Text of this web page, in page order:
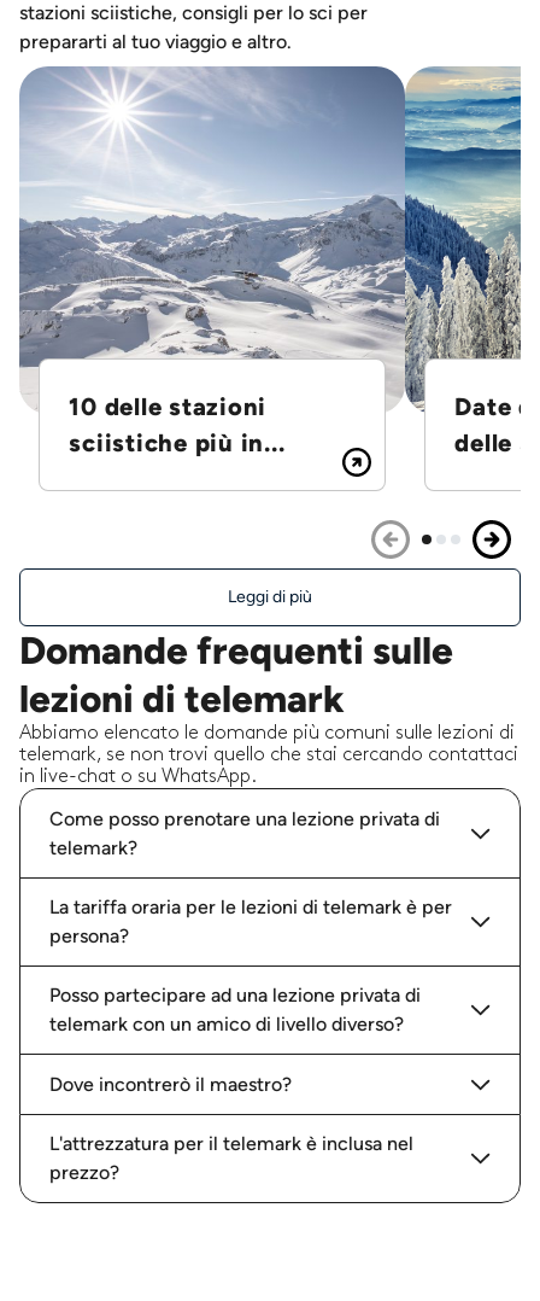
stazioni sciistiche, consigli per lo sci per
prepararti al tuo viaggio e altro.
10 delle stazioni
sciistiche più in...
Date
delle
Leggi di più
Domande frequenti sulle
lezioni di telemark
Abbiamo elencato le domande più comuni sulle lezioni di
telemark, se non trovi quello che stai cercando contattaci
in live-chat o su WhatsApp.
Come posso prenotare una lezione privata di
telemark?
La tariffa oraria per le lezioni di telemark è per
persona?
Posso partecipare ad una lezione privata di
telemark con un amico di livello diverso?
Dove incontrerò il maestro?
L'attrezzatura per il telemark è inclusa nel
prezzo?